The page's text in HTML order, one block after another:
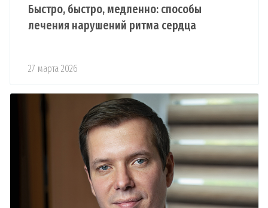
Быстро, быстро, медленно: способы
лечения нарушений ритма сердца
27 марта 2026